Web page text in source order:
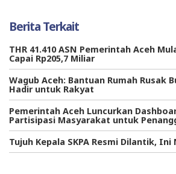
Berita Terkait
THR 41.410 ASN Pemerintah Aceh
Capai Rp205,7 Miliar
Wagub Aceh: Bantuan Rumah Rusak
Hadir untuk Rakyat
Pemerintah Aceh Luncurkan
Partisipasi Masyarakat untuk
Tujuh Kepala SKPA Resmi Dilantik,